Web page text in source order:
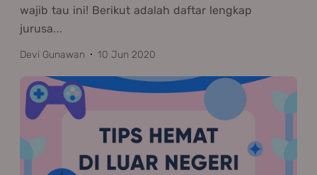
wajib tau ini! Berikut adalah daftar lengkap
jurusa…
Devi Gunawan 10 Jun 2020